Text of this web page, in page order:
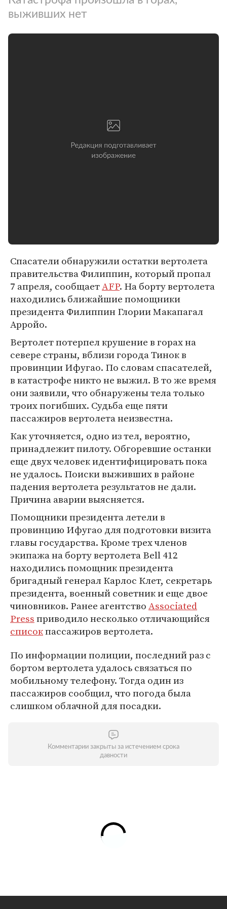
выживших нет
Спасатели обнаружили остатки вертолета
правительства Филиппин, который пропал
7 апреля, сообщаетAFP. На борту вертолета
находились ближайшие помощники
президента Филиппин Глории Макапагал
Арройо.
Вертолет потерпел крушение в горах на
севере страны, вблизи города Тинок в
провинции Ифугао. По словам спасателей,
в катастрофе никто не выжил. В то же время
они заявили, что обнаружены тела только
троих погибших. Судьба еще пяти
пассажиров вертолета неизвестна.
Как уточняется, одно из тел, вероятно,
принадлежит пилоту. Обгоревшие останки
еще двух человек идентифицировать пока
не удалось. Поиски выживших в районе
падения вертолета результатов не дали.
Причина аварии выясняется.
Помощники президента летели в
провинцию Ифугао для подготовки визита
главы государства. Кроме трех членов
экипажа на борту вертолета Bell 412
находились помощник президента
бригадный генерал Карлос Клет, секретарь
президента, военный советник и еще двое
чиновников. Ранее агентствоAssociated
Pressприводило несколько отличающийся
списокпассажиров вертолета.
По информации полиции, последний раз с
бортом вертолета удалось связаться по
мобильному телефону. Тогда один из
пассажиров сообщил, что погода была
слишком облачной для посадки.
Комментарии закрыты за истечением срока
давности